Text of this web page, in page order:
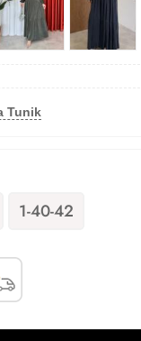
Tunik
1-40-42